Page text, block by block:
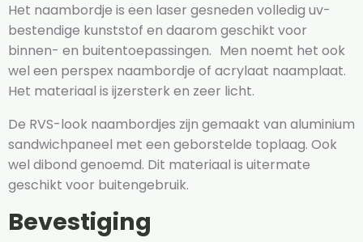
Het naambordje is een laser gesneden volledig uv-
bestendige kunststof en daarom geschikt voor
binnen- en buitentoepassingen. Men noemt het ook
wel een perspex naambordje of acrylaat naamplaat.
Het materiaal is ijzersterk en zeer licht.
De RVS-look naambordjes zijn gemaakt van aluminium
sandwichpaneel met een geborstelde toplaag. Ook
wel dibond genoemd. Dit materiaal is uitermate
geschikt voor buitengebruik.
Bevestiging